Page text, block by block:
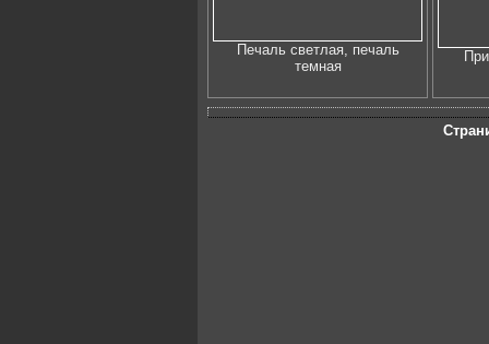
Печаль светлая, печаль
темная